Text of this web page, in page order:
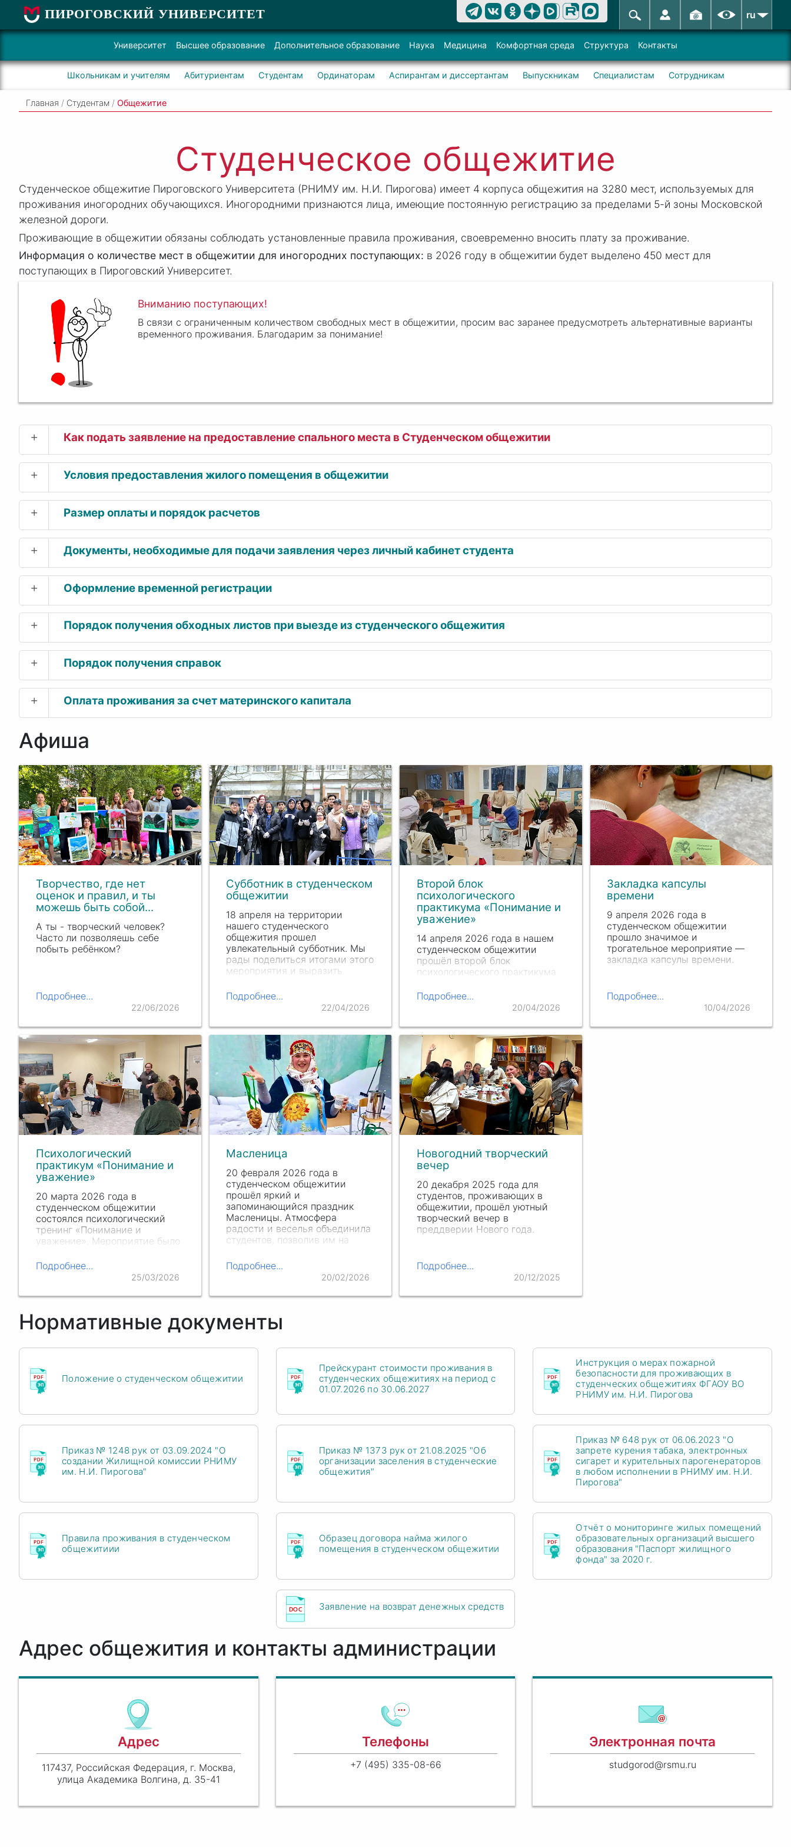
ПИРОГОВСКИЙ УНИВЕРСИТЕТ ru
Университет Высшее образование Дополнительное образование Наука Медицина Комфортная среда Структура Контакты
Школьникам и учителям Абитуриентам Студентам Ординаторам Аспирантам и диссертантам Выпускникам Специалистам Сотрудникам
Главная / Студентам / Общежитие
Студенческое общежитие
Студенческое общежитие Пироговского Университета (РНИМУ им. Н.И. Пирогова) имеет 4 корпуса общежития на 3280 мест, используемых для
проживания иногородних обучающихся. Иногородними признаются лица, имеющие постоянную регистрацию за пределами 5-й зоны Московской
железной дороги.
Проживающие в общежитии обязаны соблюдать установленные правила проживания, своевременно вносить плату за проживание.
Информация о количестве мест в общежитии для иногородних поступающих: в 2026 году в общежитии будет выделено 450 мест для
поступающих в Пироговский Университет.
Вниманию поступающих!
В связи с ограниченным количеством свободных мест в общежитии, просим вас заранее предусмотреть альтернативные варианты
временного проживания. Благодарим за понимание!
+ Как подать заявление на предоставление спального места в Студенческом общежитии
+ Условия предоставления жилого помещения в общежитии
+ Размер оплаты и порядок расчетов
+ Документы, необходимые для подачи заявления через личный кабинет студента
+ Оформление временной регистрации
+ Порядок получения обходных листов при выезде из студенческого общежития
+ Порядок получения справок
+ Оплата проживания за счет материнского капитала
Афиша
Творчество, где нет
оценок и правил, и ты
можешь быть собой...
А ты - творческий человек?
Часто ли позволяешь себе
побыть ребёнком?
Подробнее...
22/06/2026
Субботник в студенческом
общежитии
18 апреля на территории
нашего студенческого
общежития прошел
увлекательный субботник. Мы
рады поделиться итогами этого
мероприятия и выразить
кто нашёл время и желание
присоединиться к уборке и
улучшению нашего общего
дома.
Подробнее...
22/04/2026
Второй блок
психологического
практикума «Понимание и
уважение»
14 апреля 2026 года в нашем
студенческом общежитии
прошёл второй блок
психологического практикума
жить без конфликтов и
создавать понимающую
Подробнее...
20/04/2026
Закладка капсулы
времени
9 апреля 2026 года в
студенческом общежитии
прошло значимое и
трогательное мероприятие —
закладка капсулы времени.
Подробнее...
10/04/2026
Психологический
практикум «Понимание и
уважение»
20 марта 2026 года в
студенческом общежитии
состоялся психологический
тренинг «Понимание и
уважение». Мероприятие было
улучшить социально
психологический климат среди
проживающих и научить
студентов конструктивно
Подробнее...
25/03/2026
Масленица
20 февраля 2026 года в
студенческом общежитии
прошёл яркий и
запоминающийся праздник
Масленицы. Атмосфера
радости и веселья объединила
студентов, позволив им на
окунуться в традиции
старинного русского
Подробнее...
20/02/2026
Новогодний творческий
вечер
20 декабря 2025 года для
студентов, проживающих в
общежитии, прошёл уютный
творческий вечер в
преддверии Нового года.
Подробнее...
20/12/2025
Нормативные документы
Положение о студенческом общежитии
Прейскурант стоимости проживания в
студенческих общежитиях на период с
01.07.2026 по 30.06.2027
Инструкция о мерах пожарной
безопасности для проживающих в
студенческих общежитиях ФГАОУ ВО
РНИМУ им. Н.И. Пирогова
Приказ № 1248 рук от 03.09.2024 "О
создании Жилищной комиссии РНИМУ
им. Н.И. Пирогова"
Приказ № 1373 рук от 21.08.2025 "Об
организации заселения в студенческие
общежития"
Приказ № 648 рук от 06.06.2023 "О
запрете курения табака, электронных
сигарет и курительных парогенераторов
в любом исполнении в РНИМУ им. Н.И.
Пирогова"
Правила проживания в студенческом
общежитиии
Образец договора найма жилого
помещения в студенческом общежитии
Отчёт о мониторинге жилых помещений
образовательных организаций высшего
образования "Паспорт жилищного
фонда" за 2020 г.
Заявление на возврат денежных средств
Адрес общежития и контакты администрации
Адрес
117437, Российская Федерация, г. Москва,
улица Академика Волгина, д. 35-41
Телефоны
+7 (495) 335-08-66
Электронная почта
studgorod@rsmu.ru